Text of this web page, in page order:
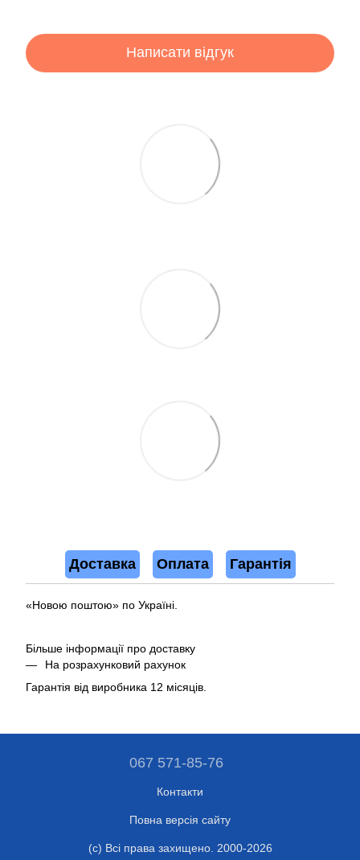
Написати відгук
Доставка Оплата Гарантія
«Новою поштою» по Україні.
Більше інформації про доставку
На розрахунковий рахунок
Гарантія від виробника 12 місяців.
067 571-85-76
Контакти
Повна версія сайту
(c) Всі права захищено. 2000-2026